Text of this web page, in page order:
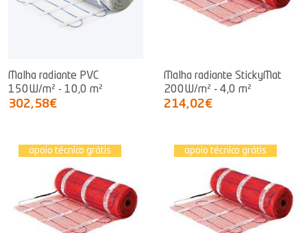
Malha radiante PVC
150W/m² - 10,0 m²
302,58€
Malha radiante StickyMat
200W/m² - 4,0 m²
214,02€
apoio técnico grátis apoio técnico grátis